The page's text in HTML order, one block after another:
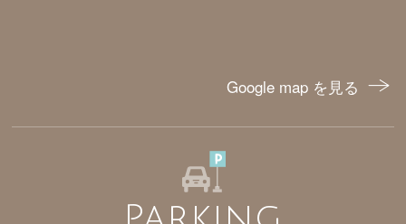
Google map を見る